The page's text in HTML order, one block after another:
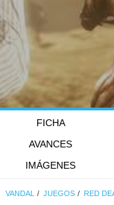
FICHA
AVANCES
IMÁGENES
VANDAL JUEGOS RED